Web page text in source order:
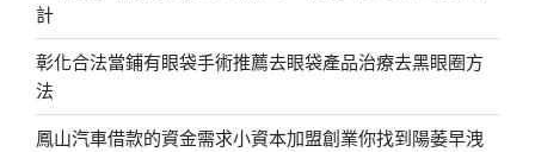
計
彰化合法當鋪有眼袋手術推薦去眼袋產品治療去黑眼圈方
法
鳳山汽車借款的資金需求小資本加盟創業你找到陽萎早洩